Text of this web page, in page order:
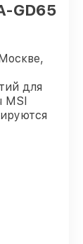
GD65
для
MSI